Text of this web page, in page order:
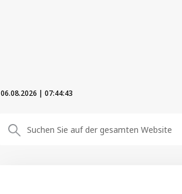
06.08.2026 | 07:44:43